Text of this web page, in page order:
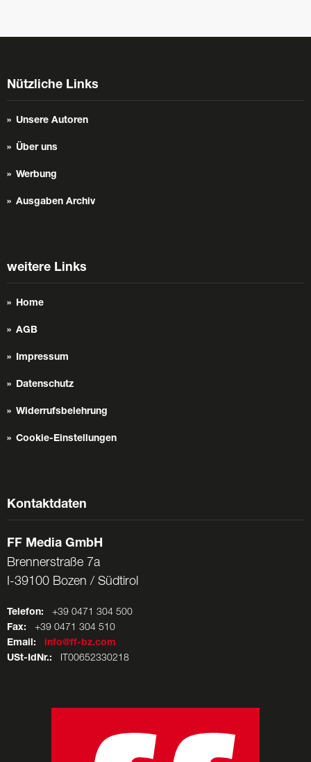
Nützliche Links
Unsere Autoren
Über uns
Werbung
Ausgaben Archiv
weitere Links
Home
AGB
Impressum
Datenschutz
Widerrufsbelehrung
Cookie-Einstellungen
Kontaktdaten
FF Media GmbH
Brennerstraße 7a
I-39100 Bozen / Südtirol
Telefon: +39 0471 304 500
Fax: +39 0471 304 510
Email:
info@ff-bz.com
USt-IdNr.: IT00652330218